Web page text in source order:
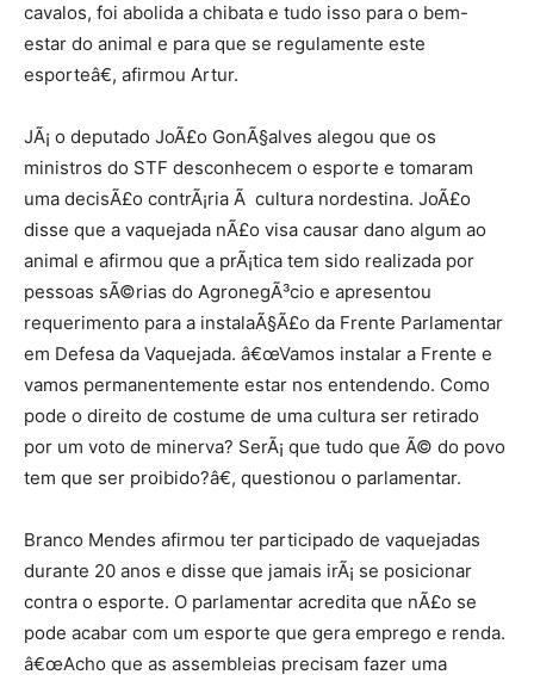
cavalos, foi abolida a chibata e tudo isso para o bem-
estar do animal e para que se regulamente este
esporteâ€, afirmou Artur.
JÃ¡ o deputado JoÃ£o GonÃ§alves alegou que os
ministros do STF desconhecem o esporte e tomaram
uma decisÃ£o contrÃ¡ria Ã cultura nordestina. JoÃ£o
disse que a vaquejada nÃ£o visa causar dano algum ao
animal e afirmou que a prÃ¡tica tem sido realizada por
pessoas sÃ©rias do AgronegÃ³cio e apresentou
requerimento para a instalaÃ§Ã£o da Frente Parlamentar
em Defesa da Vaquejada. â€œVamos instalar a Frente e
vamos permanentemente estar nos entendendo. Como
pode o direito de costume de uma cultura ser retirado
por um voto de minerva? SerÃ¡ que tudo que Ã© do povo
tem que ser proibido?â€, questionou o parlamentar.
Branco Mendes afirmou ter participado de vaquejadas
durante 20 anos e disse que jamais irÃ¡ se posicionar
contra o esporte. O parlamentar acredita que nÃ£o se
pode acabar com um esporte que gera emprego e renda.
â€œAcho que as assembleias precisam fazer uma